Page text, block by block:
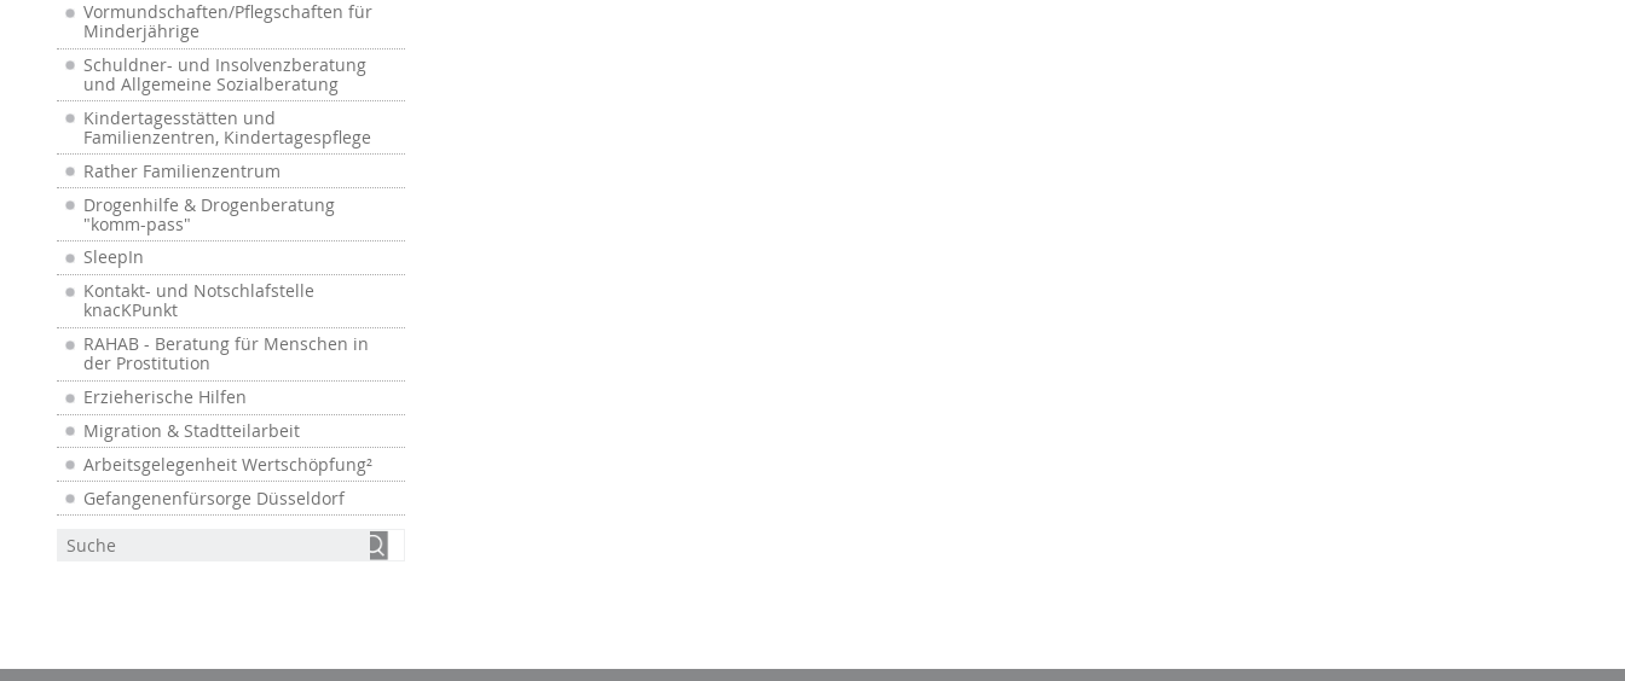
Vormundschaften/Pflegschaften für
Minderjährige
Schuldner- und Insolvenzberatung
und Allgemeine Sozialberatung
Kindertagesstätten und
Familienzentren, Kindertagespflege
Rather Familienzentrum
Drogenhilfe & Drogenberatung
"komm-pass"
SleepIn
Kontakt- und Notschlafstelle
knacKPunkt
RAHAB - Beratung für Menschen in
der Prostitution
Erzieherische Hilfen
Migration & Stadtteilarbeit
Arbeitsgelegenheit Wertschöpfung²
Gefangenenfürsorge Düsseldorf